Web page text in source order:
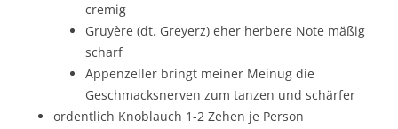
cremig
Gruyère (dt. Greyerz) eher herbere Note mäßig
scharf
Appenzeller bringt meiner Meinug die
Geschmacksnerven zum tanzen und schärfer
ordentlich Knoblauch 1-2 Zehen je Person